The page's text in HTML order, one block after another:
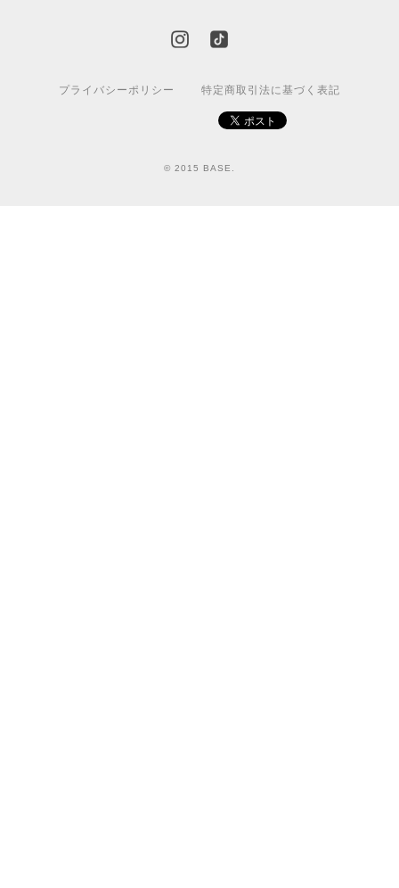
プライバシーポリシー 特定商取引法に基づく表記
© 2015 BASE.